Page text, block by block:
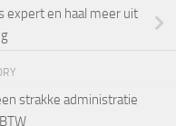
expert en haal meer uit
strakke administratie